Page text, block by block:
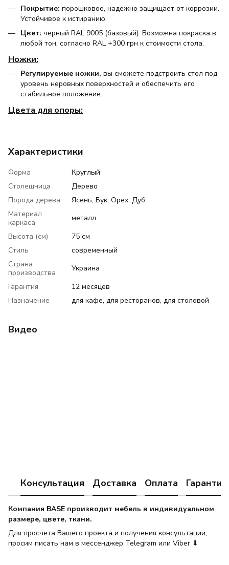
Покрытие: порошковое, надежно защищает от коррозии.
Устойчивое к истиранию.
Цвет: черный RAL 9005 (базовый). Возможна покраска в
любой тон, согласно RAL +300 грн к стоимости стола.
Ножки:
Регулируемые ножки, вы сможете подстроить стол под
уровень неровных поверхностей и обеспечить его
стабильное положение.
Цвета для опоры:
Характеристики
Форма
Круглый
Столешница
Дерево
Порода дерева
Ясень, Бук, Орех, Дуб
Материал
каркаса
металл
Высота (см)
75 см
Стиль
современный
Страна
производства
Украина
Гарантия
12 месяцев
Назначение
для кафе, для ресторанов, для столовой
Видео
Консультация Доставка Оплата Гарантия
Компания BASE производит мебель в индивидуальном
размере, цвете, ткани.
Для просчета Вашего проекта и получения консультации,
просим писать нам в мессенджер Telegram или Viber ⬇